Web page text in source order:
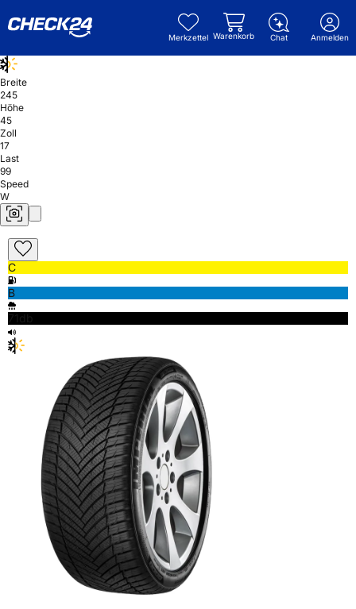
Merkzettel Warenkorb Chat Anmelden
Breite
245
Höhe
45
Zoll
17
Last
99
Speed
W
C
B
71db